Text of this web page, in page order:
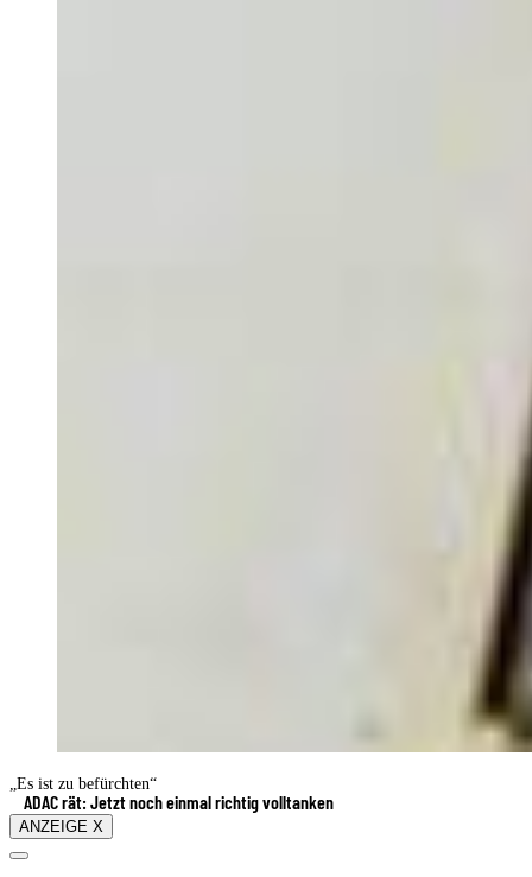
„Es ist zu befürchten“
ADAC rät: Jetzt noch einmal richtig volltanken
ANZEIGE X